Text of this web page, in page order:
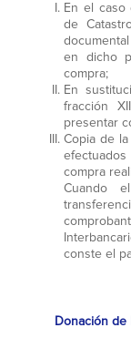
En el caso
de
en dicho
compra;
En
fracción
presentar
Copia de
efectuados
compra
Cuando
conste el
Donación de